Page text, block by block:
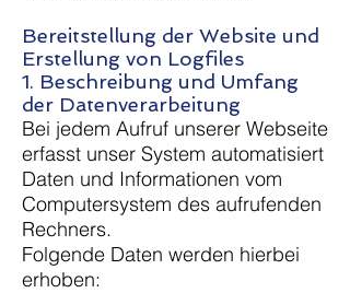
Bereitstellung der Website und
Erstellung von Logfiles
1. Beschreibung und Umfang
der Datenverarbeitung
Bei jedem Aufruf unserer Webseite
erfasst unser System automatisiert
Daten und Informationen vom
Computersystem des aufrufenden
Rechners.
Folgende Daten werden hierbei
erhoben: